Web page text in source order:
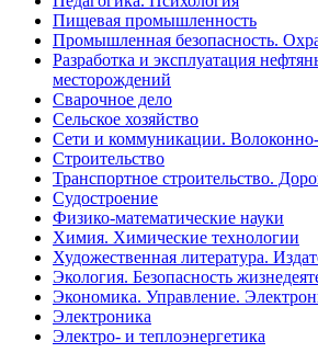
Пищевая промышленность
Промышленная безопасность.
Разработка и эксплуатация
месторождений
Сварочное дело
Сельское хозяйство
Сети и коммуникации. Волоконно-
Строительство
Транспортное строительство.
Судостроение
Физико-математические науки
Химия. Химические технологии
Художественная литература.
Экология. Безопасность
Экономика. Управление.
Электроника
Электро- и теплоэнергетика